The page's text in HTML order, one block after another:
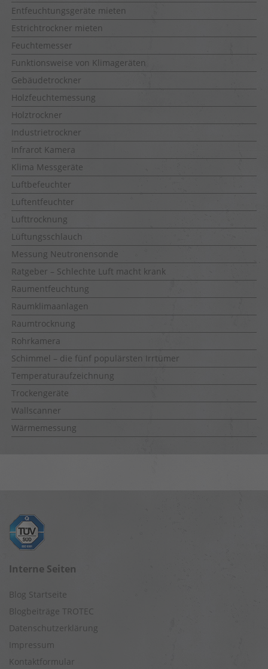
Entfeuchtungsgeräte mieten
Estrichtrockner mieten
Feuchtemesser
Funktionsweise von Klimageräten
Gebäudetrockner
Holzfeuchtemessung
Holztrockner
Industrietrockner
Infrarot Kamera
Klima Messgeräte
Luftbefeuchter
Luftentfeuchter
Lufttrocknung
Lüftungsschlauch
Messung Neutronensonde
Ratgeber – Schlechte Luft macht krank
Raumentfeuchtung
Raumklimaanlagen
Raumtrocknung
Rohrkamera
Schimmel – die fünf populärsten Irrtümer
Temperaturaufzeichnung
Trockengeräte
Wallscanner
Wärmemessung
Interne Seiten
Blog Startseite
Blogbeiträge TROTEC
Datenschutzerklärung
Impressum
Kontaktformular